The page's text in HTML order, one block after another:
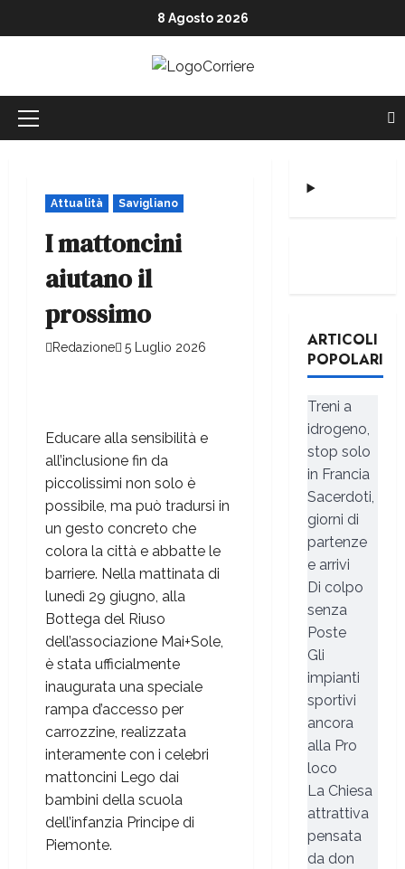
8 Agosto 2026
Attualità Savigliano
I mattoncini
aiutano il
prossimo
Redazione 5 Luglio 2026
Educare alla sensibilità e
all’inclusione fin da
piccolissimi non solo è
possibile, ma può tradursi in
un gesto concreto che
colora la città e abbatte le
barriere. Nella mattinata di
lunedì 29 giugno, alla
Bottega del Riuso
dell’associazione Mai+Sole,
è stata ufficialmente
inaugurata una speciale
rampa d’accesso per
carrozzine, realizzata
interamente con i celebri
mattoncini Lego dai
bambini della scuola
dell’infanzia Principe di
Piemonte.
ARTICOLI
POPOLARI
Treni a
idrogeno,
stop solo
in Francia
Sacerdoti,
giorni di
partenze
e arrivi
Di colpo
senza
Poste
Gli
impianti
sportivi
ancora
alla Pro
loco
La Chiesa
attrattiva
pensata
da don